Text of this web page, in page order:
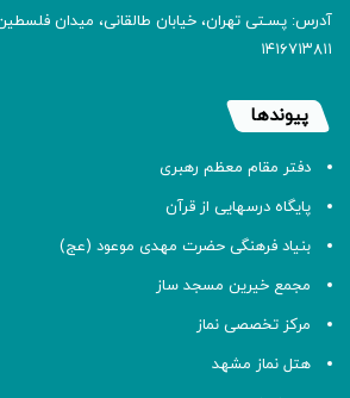
۱۴۱۶۷۱۳۸۱۱
پیوندها
دفتر مقام معظم رهبری
پایگاه درسهایی از قرآن
بنیاد فرهنگی حضرت مهدی موعود (عج)
مجمع خیرین مسجد ساز
مرکز تخصصی نماز
هتل نماز مشهد